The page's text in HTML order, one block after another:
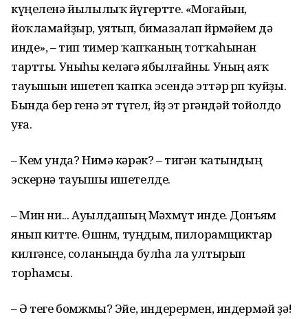
күңеленә йылылыҡ йүгертте. «Моғайын,
йоҡламайҙыр, уятып, бимазалап йөрөмәйем дә
инде», – тип тимер ҡапҡаның тотҡаһынан
тартты. Уныһы келәгә ябылғайны. Уның аяҡ
тауышын ишетеп ҡапҡа эсендә эттәр өрөп ҡуйҙы.
Бында бер генә эт түгел, йөҙ эт өргәндәй тойолдо
уға.
– Кем унда? Нимә кәрәк? – тигән ҡатындың
эскернә тауышы ишетелде.
– Мин ни... Ауылдашың Мәхмүт инде. Донъям
янып китте. Өшөнөм, туңдым, пилорамщиктар
килгәнсе, соланыңда булһа ла ултырып
торһамсы.
– Ә теге бомжмы? Эйе, индерермен, индермәй ҙә!